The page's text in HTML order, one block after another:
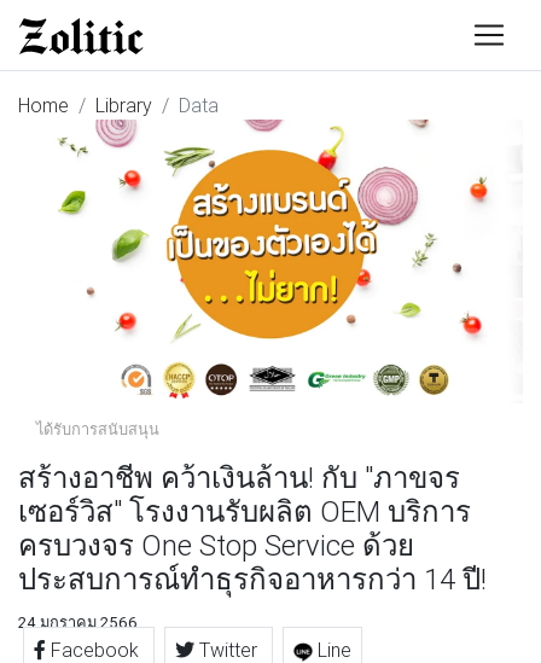
Home Library Data
ได้รับการสนับสนุน
สร้างอาชีพ คว้าเงินล้าน! กับ "ภาขจร
เซอร์วิส" โรงงานรับผลิต OEM บริการ
ครบวงจร One Stop Service ด้วย
ประสบการณ์ทำธุรกิจอาหารกว่า 14 ปี!
24 มกราคม 2566
Facebook Twitter Line